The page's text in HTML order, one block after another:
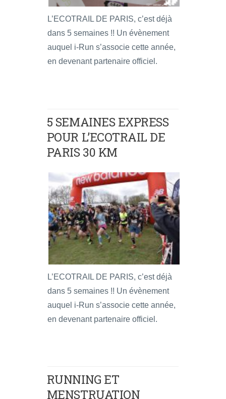
L’ECOTRAIL DE PARIS, c’est déjà
dans 5 semaines !! Un évènement
auquel i-Run s’associe cette année,
en devenant partenaire officiel.
5 SEMAINES EXPRESS
POUR L’ECOTRAIL DE
PARIS 30 KM
L’ECOTRAIL DE PARIS, c’est déjà
dans 5 semaines !! Un évènement
auquel i-Run s’associe cette année,
en devenant partenaire officiel.
RUNNING ET
MENSTRUATION